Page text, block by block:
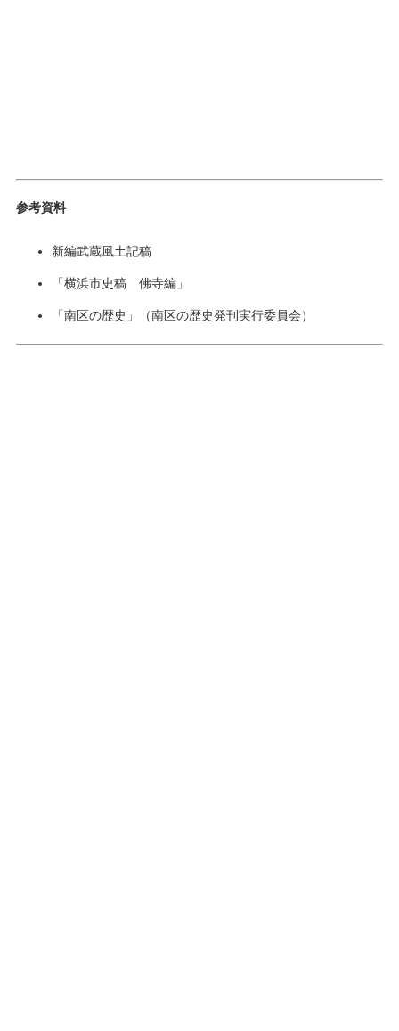
参考資料
新編武蔵風土記稿
「横浜市史稿 佛寺編」
「南区の歴史」（南区の歴史発刊実行委員会）